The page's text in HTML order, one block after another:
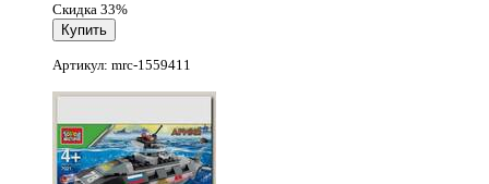
Скидка 33%
Артикул: mrc-1559411